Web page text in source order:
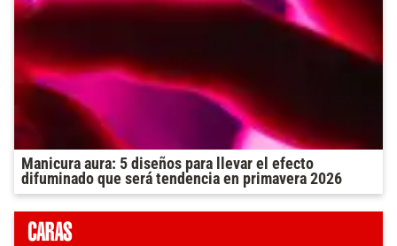
Manicura aura: 5 diseños para llevar el efecto
difuminado que será tendencia en primavera 2026